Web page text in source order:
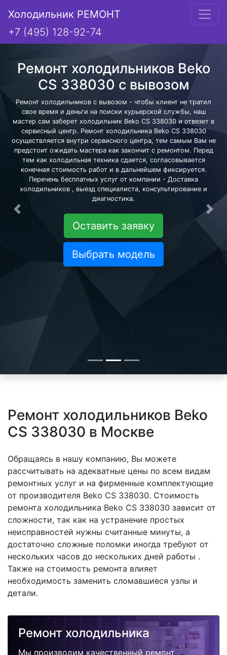
Холодильник РЕМОНТ
+7 (495) 128-92-74
Ремонт холодильников Beko
CS 338030 с вывозом
Ремонт холодильников с вывозом - чтобы клиент не тратил
свое время и деньги на поиски курьерской службы, наш
мастер сам заберет холодильник Beko CS 338030 и отвезет в
сервисный центр. Ремонт холодильника Beko CS 338030
осуществляется внутри сервисного центра, тем самым Вам не
предстоит ожидать мастера как закончит с ремонтом. Перед
тем как холодильная техника сдается, согласовывается
конечная стоимость работ и в дальнейшем фиксируется.
Перечень бесплатных услуг от компании - Доставка
холодильников , выезд специалиста, консультирование и
диагностика.
Оставить заявку
Выбрать модель
Предыдущая
Ремонт холодильников Beko
CS 338030 в Москве
Обращаясь в нашу компанию, Вы можете
рассчитывать на адекватные цены по всем видам
ремонтных услуг и на фирменные комплектующие
от производителя Beko CS 338030. Стоимость
ремонта холодильника Beko CS 338030 зависит от
сложности, так как на устранение простых
неисправностей нужны считанные минуты, а
достаточно сложные поломки иногда требуют от
нескольких часов до нескольких дней работы .
Также на стоимость ремонта влияет
необходимость заменить сломавшиеся узлы и
детали.
Ремонт холодильника
Мы производим качественный ремонт